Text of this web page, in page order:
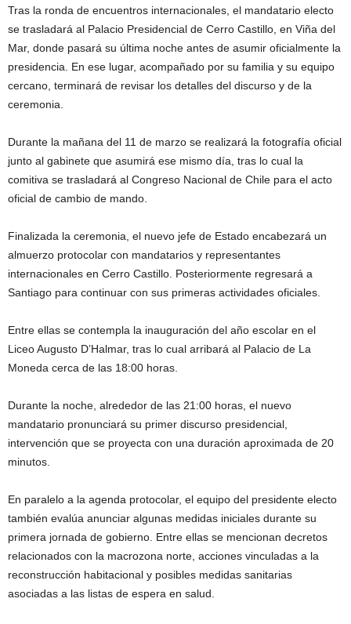
Tras la ronda de encuentros internacionales, el mandatario electo
se trasladará al Palacio Presidencial de Cerro Castillo , en Viña del
Mar, donde pasará su última noche antes de asumir oficialmente la
presidencia. En ese lugar, acompañado por su familia y su equipo
cercano, terminará de revisar los detalles del discurso y de la
ceremonia.
Durante la mañana del 11 de marzo se realizará la fotografía oficial
junto al gabinete que asumirá ese mismo día, tras lo cual la
comitiva se trasladará al Congreso Nacional de Chile para el acto
oficial de cambio de mando.
Finalizada la ceremonia, el nuevo jefe de Estado encabezará un
almuerzo protocolar con mandatarios y representantes
internacionales en Cerro Castillo. Posteriormente regresará a
Santiago para continuar con sus primeras actividades oficiales.
Entre ellas se contempla la inauguración del año escolar en el
Liceo Augusto D’Halmar, tras lo cual arribará al Palacio de La
Moneda cerca de las 18:00 horas.
Durante la noche, alrededor de las 21:00 horas, el nuevo
mandatario pronunciará su primer discurso presidencial,
intervención que se proyecta con una duración aproximada de 20
minutos.
En paralelo a la agenda protocolar, el equipo del presidente electo
también evalúa anunciar algunas medidas iniciales durante su
primera jornada de gobierno. Entre ellas se mencionan decretos
relacionados con la macrozona norte, acciones vinculadas a la
reconstrucción habitacional y posibles medidas sanitarias
asociadas a las listas de espera en salud.